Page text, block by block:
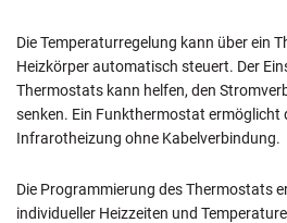
Die Temperaturregelung kann über ein
Heizkörper automatisch steuert. Der
Thermostats kann helfen, den
senken. Ein Funkthermostat ermöglicht
Infrarotheizung ohne Kabelverbindung.
Die Programmierung des Thermostats
individueller Heizzeiten und